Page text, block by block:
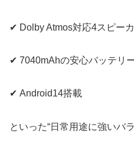
✔ Dolby Atmos対応4スピー
✔ 7040mAhの安心バッテリ
✔ Android14搭載
といった“日常用途に強いバ